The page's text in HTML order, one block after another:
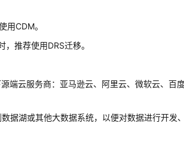
用CDM。
推荐使用DRS迁移。
端云服务商：亚马逊云、阿里云、微软云、百
据湖或其他大数据系统，以便对数据进行开发